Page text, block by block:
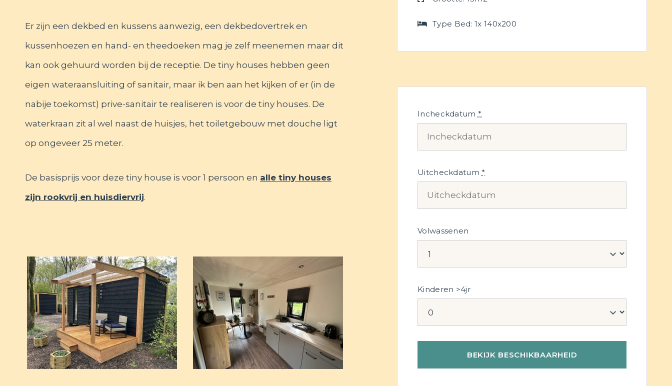
Er zijn een dekbed en kussens aanwezig, een dekbedovertrek en
kussenhoezen en hand- en theedoeken mag je zelf meenemen maar dit
kan ook gehuurd worden bij de receptie. De tiny houses hebben geen
eigen wateraansluiting of sanitair, maar ik ben aan het kijken of er (in de
nabije toekomst) prive-sanitair te realiseren is voor de tiny houses. De
waterkraan zit al wel naast de huisjes, het toiletgebouw met douche ligt
op ongeveer 25 meter.
De basisprijs voor deze tiny house is voor 1 persoon en alle tiny houses
zijn rookvrij en huisdiervrij.
Type Bed: 1x 140x200
Incheckdatum *
Uitcheckdatum*
Volwassenen
Kinderen >4jr